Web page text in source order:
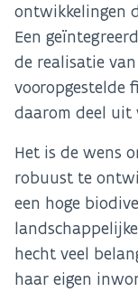
ontwikkelingen
Een
de realisatie
vooropgestelde
daarom deel uit
Het is de wens
robuust te
een hoge
hecht veel
haar eigen